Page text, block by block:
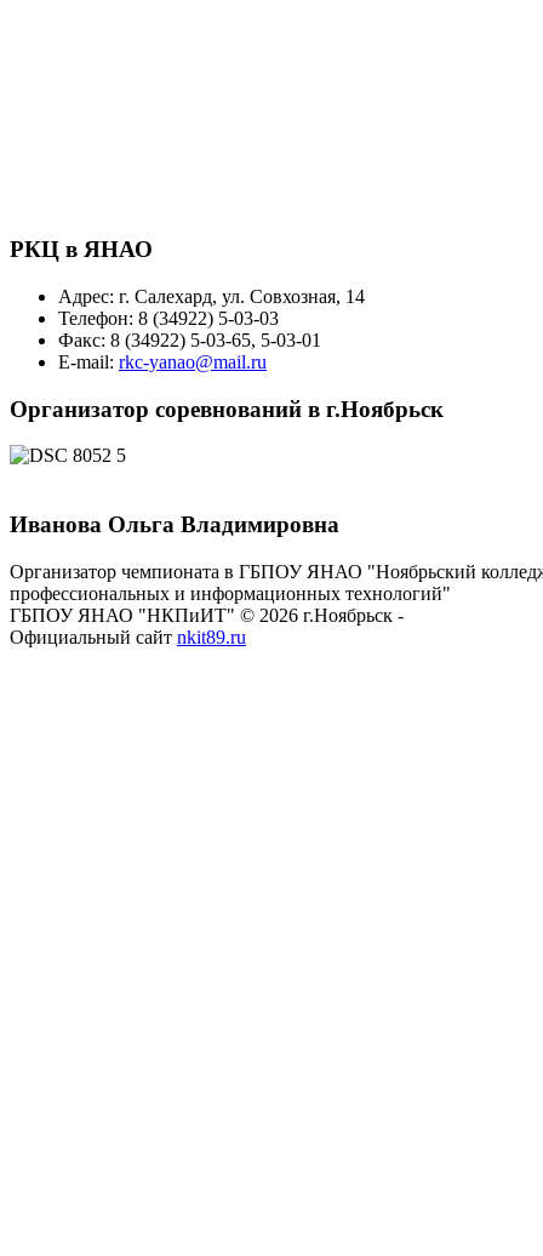
РКЦ в ЯНАО
Адрес: г. Салехард, ул. Совхозная, 14
Телефон: 8 (34922) 5-03-03
Факс: 8 (34922) 5-03-65, 5-03-01
E-mail: rkc-yanao@mail.ru
Организатор соревнований в г.Ноябрьск
Иванова Ольга Владимировна
Организатор чемпионата в ГБПОУ ЯНАО "Ноябрьский
профессиональных и информационных технологий"
ГБПОУ ЯНАО "НКПиИТ" © 2026 г.Ноябрьск -
Официальный сайт nkit89.ru